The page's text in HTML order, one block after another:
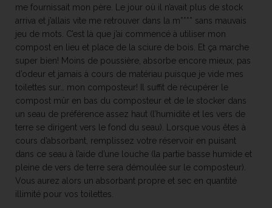
me fournissait mon père. Le jour où il n’avait plus de stock
arriva et j’allais vite me retrouver dans la m**** sans mauvais
jeu de mots. C’est là que j’ai commencé à utiliser mon
compost en lieu et place de la sciure de bois. Et ça marche
super bien! Moins de poussière, absorbe encore mieux, pas
d’odeur et jamais à cours de matériau puisque je vide mes
toilettes sur… mon composteur! Il suffit de récupérer le
compost mûr en bas du composteur et de le stocker dans
un seau de préférence assez haut (l’humidité et les vers de
terre se dirigent vers le fond du seau). Lorsque vous êtes à
cours d’absorbant, remplissez votre réservoir en puisant
dans ce seau à l’aide d’une louche (la partie basse humide et
pleine de vers de terre sera démoulée sur le composteur).
Vous aurez alors un absorbant propre et sec en quantité
illimité pour vos toilettes.